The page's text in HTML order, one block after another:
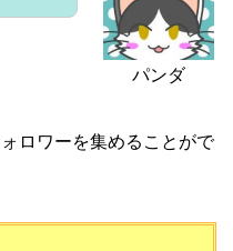
パンダ
ロワーを集めることがで